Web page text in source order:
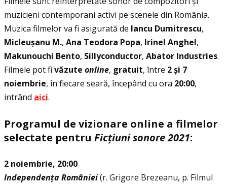
muzicieni contemporani activi pe scenele din România.
Muzica filmelor va fi asigurată de Iancu Dumitrescu,
Micleușanu M., Ana Teodora Popa, Irinel Anghel,
Makunouchi Bento, Sillyconductor, Abator Industries.
Filmele pot fi văzute online, gratuit, între 2 și 7
noiembrie, în fiecare seară, începând cu ora 20:00,
intrând aici.
Programul de vizionare online a filmelor
selectate pentru Ficţiuni sonore 2021:
2 noiembrie, 20:00
Independența României(r. Grigore Brezeanu, p. Filmul